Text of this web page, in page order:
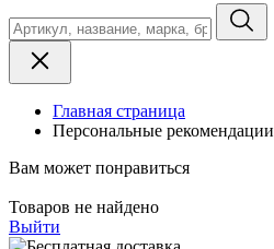
Главная страница
Персональные рекомендации
Вам может понравиться
Товаров не найдено
Выйти